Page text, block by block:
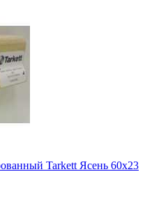
Tarkett Ясень 60х23